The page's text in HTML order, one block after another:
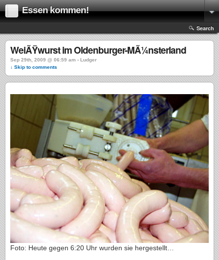
Essen kommen!
Search
WeiÃŸwurst im Oldenburger-MÃ¼nsterland
Sep 29th, 2009 @ 06:59 am › Ludger
↓ Skip to comments
Foto: Heute gegen 6:20 Uhr wurden sie hergestellt…